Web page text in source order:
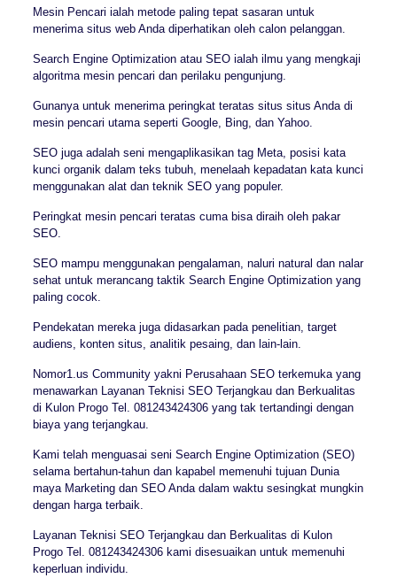
Mesin Pencari ialah metode paling tepat sasaran untuk
menerima situs web Anda diperhatikan oleh calon pelanggan.
Search Engine Optimization atau SEO ialah ilmu yang mengkaji
algoritma mesin pencari dan perilaku pengunjung.
Gunanya untuk menerima peringkat teratas situs situs Anda di
mesin pencari utama seperti Google, Bing, dan Yahoo.
SEO juga adalah seni mengaplikasikan tag Meta, posisi kata
kunci organik dalam teks tubuh, menelaah kepadatan kata kunci
menggunakan alat dan teknik SEO yang populer.
Peringkat mesin pencari teratas cuma bisa diraih oleh pakar
SEO.
SEO mampu menggunakan pengalaman, naluri natural dan nalar
sehat untuk merancang taktik Search Engine Optimization yang
paling cocok.
Pendekatan mereka juga didasarkan pada penelitian, target
audiens, konten situs, analitik pesaing, dan lain-lain.
Nomor1.us Community yakni Perusahaan SEO terkemuka yang
menawarkan Layanan Teknisi SEO Terjangkau dan Berkualitas
di Kulon Progo Tel. 081243424306 yang tak tertandingi dengan
biaya yang terjangkau.
Kami telah menguasai seni Search Engine Optimization (SEO)
selama bertahun-tahun dan kapabel memenuhi tujuan Dunia
maya Marketing dan SEO Anda dalam waktu sesingkat mungkin
dengan harga terbaik.
Layanan Teknisi SEO Terjangkau dan Berkualitas di Kulon
Progo Tel. 081243424306 kami disesuaikan untuk memenuhi
keperluan individu.